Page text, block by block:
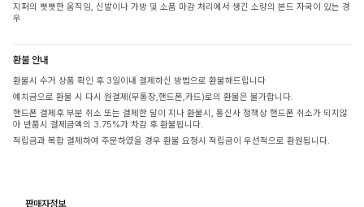
지퍼의 뻣뻣한 움직임, 신발이나 가방 및 소품 마감 처리에서 생긴 소량의 본드 자국이 있는 경
우
환불 안내
환불시 수거 상품 확인 후 3일이내 결제하신 방법으로 환불해드립니다
예치금으로 환불 시 다시 원결제(무통장,핸드폰,카드)로의 환불은 불가합니다.
핸드폰 결제후 부분 취소 또는 결제한 달이 지나 환불시, 통신사 정책상 핸드폰 취소가 되지않
아 반품시 결제금액의 3.75%가 차감 후 환불됩니다.
적립금과 복합 결제하여 주문하였을 경우 환불 요청시 적립금이 우선적으로 환원됩니다.
판매자정보